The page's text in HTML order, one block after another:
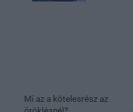
Mi az a kötelesrész az